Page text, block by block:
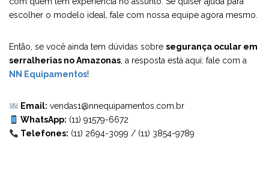
escolher o modelo ideal, fale com nossa equipe agora mesmo.
Então, se você ainda tem dúvidas sobre segurança ocular em
serralherias no Amazonas, a resposta está aqui: fale com a
NN Equipamentos!
Email: vendas1@nnequipamentos.com.br
WhatsApp: (11) 91579-6672
Telefones: (11) 2694-3099 / (11) 3854-9789